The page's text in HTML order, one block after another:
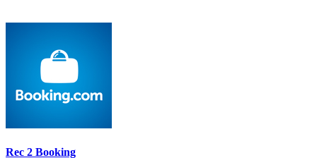
Rec 2 Booking